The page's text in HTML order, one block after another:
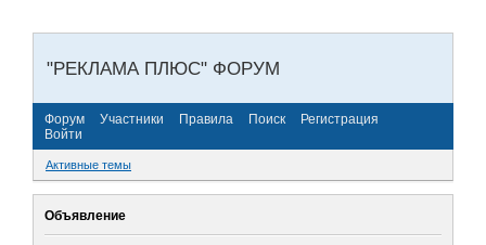
"РЕКЛАМА ПЛЮС" ФОРУМ
Форум Участники Правила Поиск
Регистрация
Войти
Активные темы
Объявление